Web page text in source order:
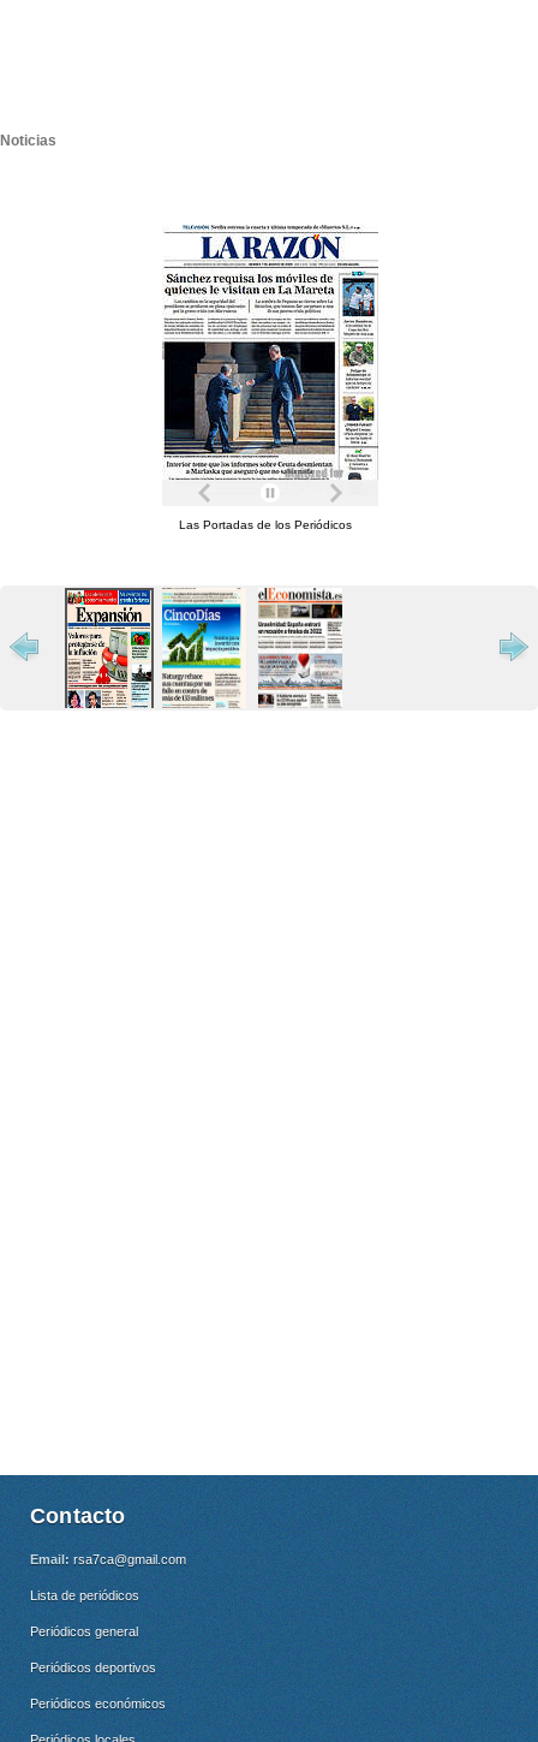
Noticias
Las Portadas de los Periódicos
Contacto
Email: rsa7ca@gmail.com
Lista de periódicos
Periódicos general
Periódicos deportivos
Periódicos económicos
Periódicos locales